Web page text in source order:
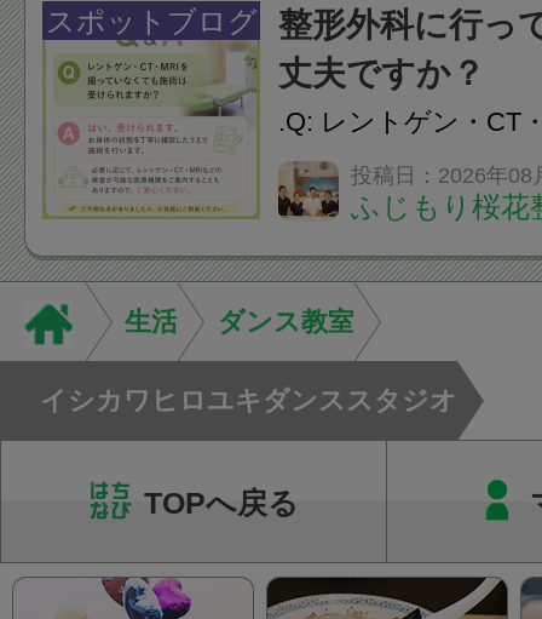
慣など様々です。痛
し、お一人おひとり
をご提案します。.#
スポットブログ
整形外科に行っ
丈夫ですか？
.Q: レントゲン・CT
いなくても施術は受
A: はい、受けられま
態を丁寧に確認した
います。必要に応じ
ン・CT・MRIなどの
投稿日：2026年08
ふじもり桜花
生活 ダンス教室
イシカワヒロユキダンススタジオ
TOPへ戻る